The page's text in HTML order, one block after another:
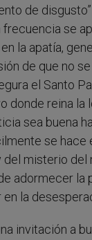
de disgusto”
frecuencia se
la apatía,
de que no
el Santo
donde reina la
sea buena
se hace
misterio del
adormecer la
la
invitación a